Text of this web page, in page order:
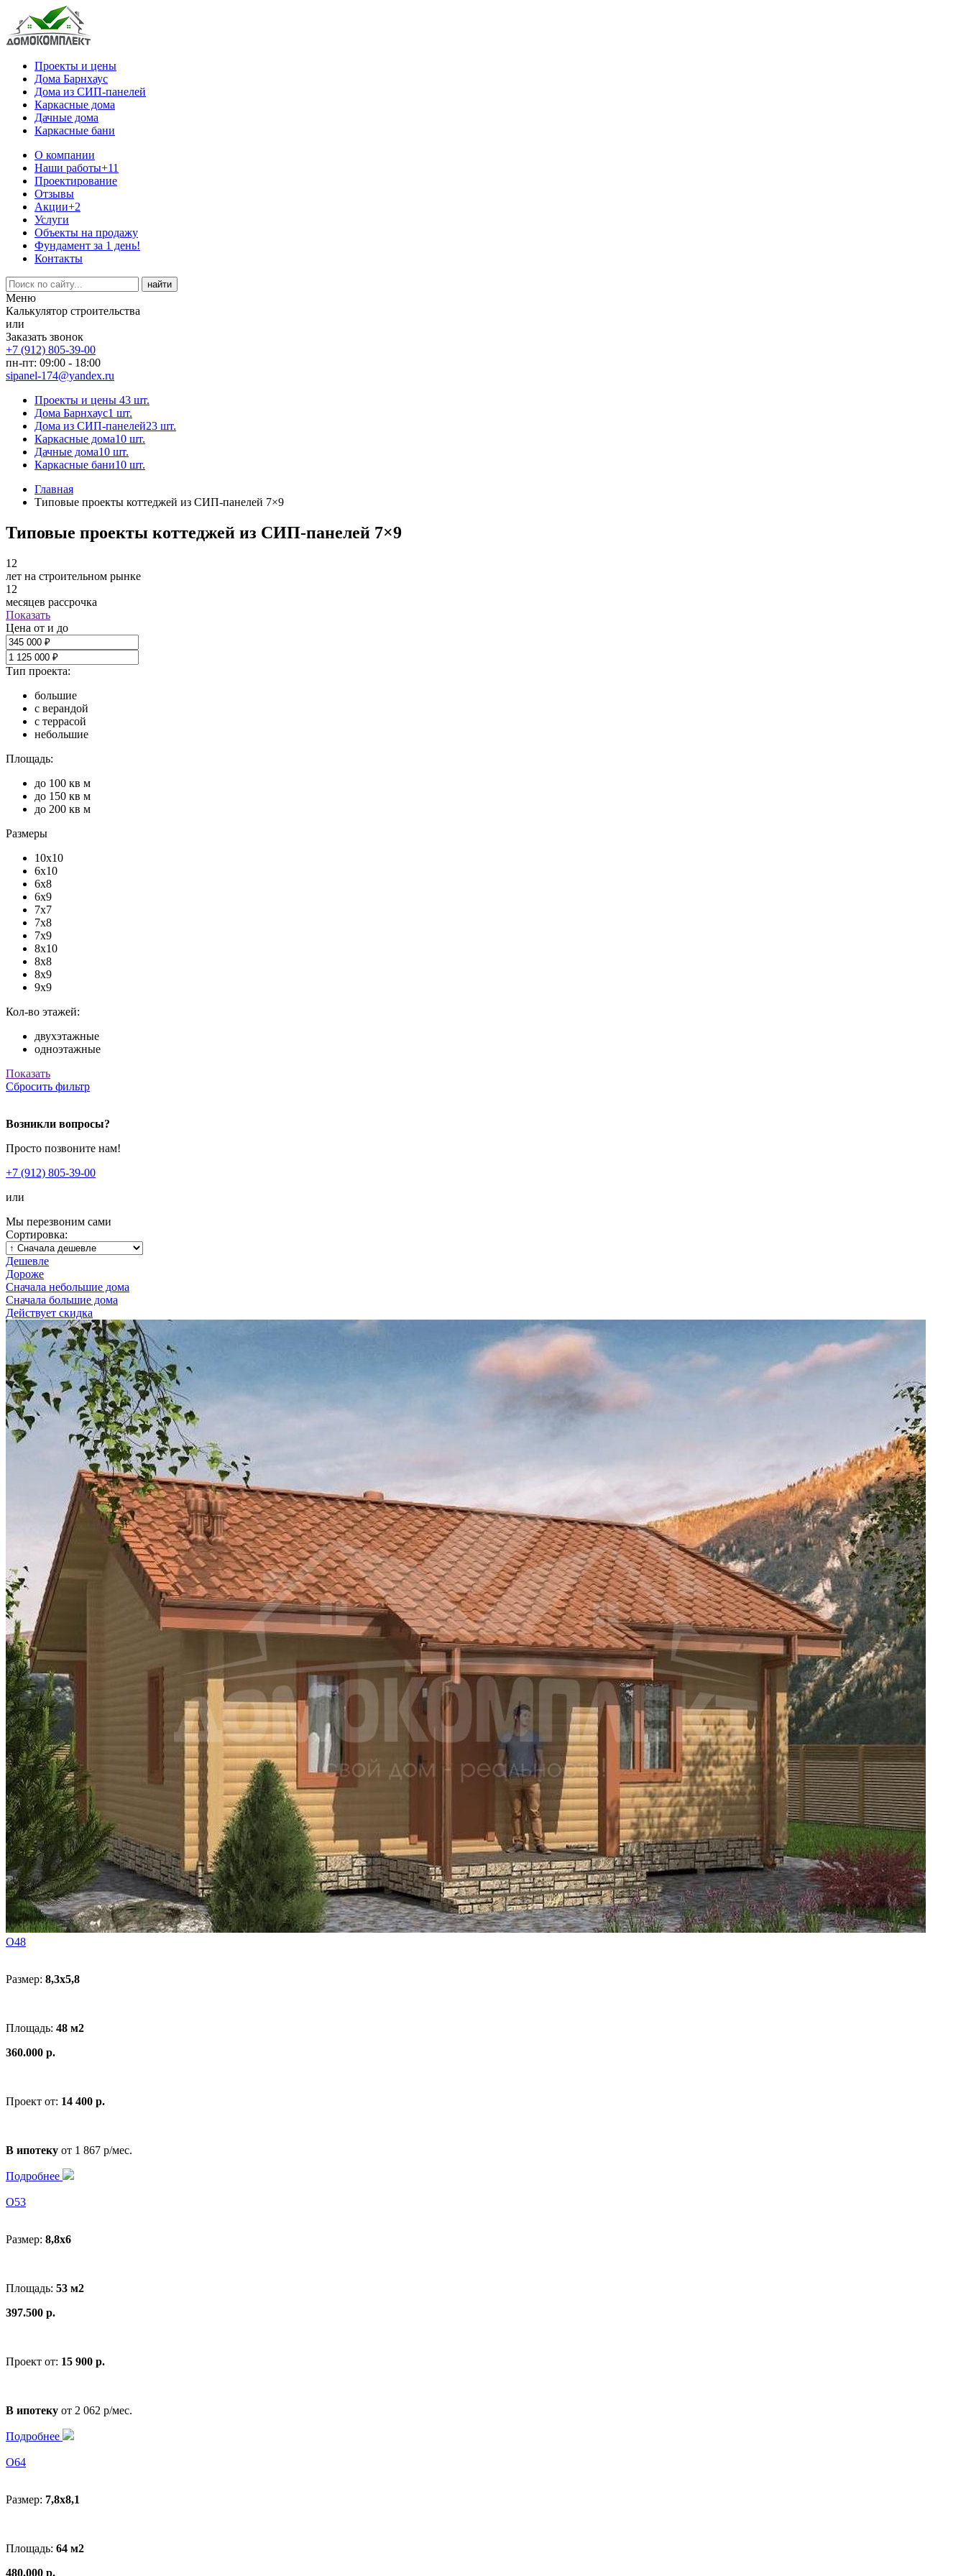
Проекты и цены
Дома Барнхаус
Дома из СИП-панелей
Каркасные дома
Дачные дома
Каркасные бани
О компании
Наши работы+11
Проектирование
Отзывы
Акции+2
Услуги
Объекты на продажу
Фундамент за 1 день!
Контакты
Меню
Калькулятор строительства
или
Заказать звонок
+7 (912) 805-39-00
пн-пт: 09:00 - 18:00
sipanel-174@yandex.ru
Проекты и цены 43 шт.
Дома Барнхаус1 шт.
Дома из СИП-панелей23 шт.
Каркасные дома10 шт.
Дачные дома10 шт.
Каркасные бани10 шт.
Главная
Типовые проекты коттеджей из СИП-панелей 7×9
Типовые проекты коттеджей из СИП-панелей 7×9
12
лет на строительном рынке
12
месяцев рассрочка
Показать
Цена от и до
Тип проекта:
большие
с верандой
с террасой
небольшие
Площадь:
до 100 кв м
до 150 кв м
до 200 кв м
Размеры
10x10
6x10
6x8
6x9
7x7
7x8
7x9
8x10
8x8
8x9
9x9
Кол-во этажей:
двухэтажные
одноэтажные
Показать
Сбросить фильтр
Возникли вопросы?
Просто позвоните нам!
+7 (912) 805-39-00
или
Мы перезвоним сами
Сортировка:
Дешевле
Дороже
Сначала небольшие дома
Сначала большие дома
Действует скидка
O48
Размер: 8,3х5,8
Площадь: 48 м2
360.000 р.
Проект от: 14 400 р.
В ипотеку от 1 867 р/мес.
Подробнее
O53
Размер: 8,8х6
Площадь: 53 м2
397.500 р.
Проект от: 15 900 р.
В ипотеку от 2 062 р/мес.
Подробнее
O64
Размер: 7,8х8,1
Площадь: 64 м2
480.000 р.